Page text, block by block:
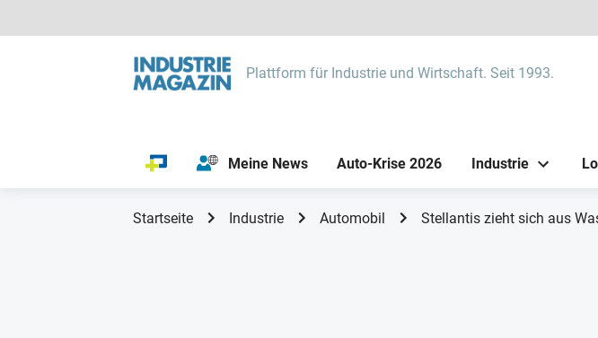
Plattform für Industrie und Wirtschaft. Seit 1993.
Meine News Auto-Krise 2026 Industrie
Startseite Industrie Automobil Stellantis zieht sich aus